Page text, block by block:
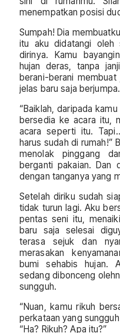
menempatkan posisi
Sumpah! Dia
itu aku didatangi oleh
dirinya. Kamu
hujan deras, tanpa
berani-berani
jelas baru saja
“Baiklah, daripada
bersedia ke acara itu,
acara seperti itu.
harus sudah di rumah!”
menolak pinggang
berganti pakaian. Dan
dengan tanganya yang
Setelah diriku sudah
tidak turun lagi. Aku
pentas seni itu,
baru saja selesai
terasa sejuk dan
merasakan
bumi sehabis hujan.
sedang dibonceng
sungguh.
“Nuan, kamu rikuh
perkataan yang
“Ha? Rikuh? Apa itu?”